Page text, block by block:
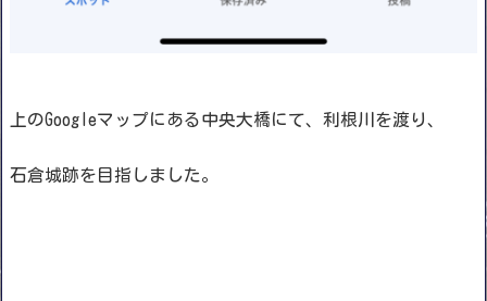
上のGoogleマップにある中央大橋にて、利根川を渡り、
石倉城跡を目指しました。